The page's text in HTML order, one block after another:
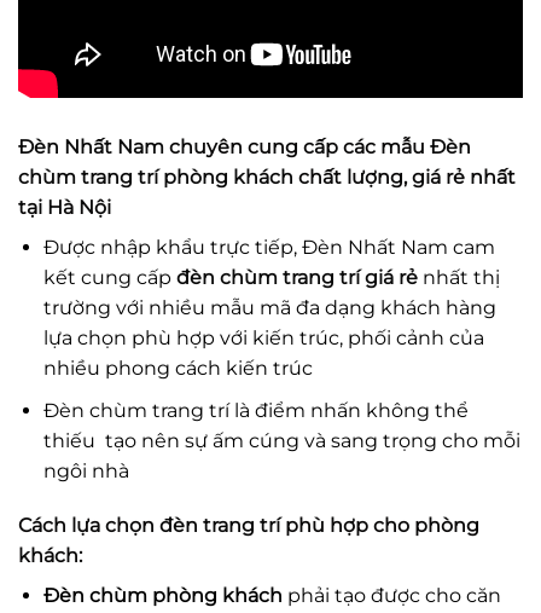
Đèn Nhất Nam chuyên cung cấp các mẫu Đèn
chùm trang trí phòng khách chất lượng, giá rẻ nhất
tại Hà Nội
Được nhập khẩu trực tiếp, Đèn Nhất Nam cam
kết cung cấp đèn chùm trang trí giá rẻnhất thị
trường với nhiều mẫu mã đa dạng khách hàng
lựa chọn phù hợp với kiến trúc, phối cảnh của
nhiều phong cách kiến trúc
Đèn chùm trang trí là điểm nhấn không thể
thiếu tạo nên sự ấm cúng và sang trọng cho mỗi
ngôi nhà
Cách lựa chọn đèn trang tríphù hợp cho phòng
khách:
Đèn chùm phòng khách phải tạo được cho căn